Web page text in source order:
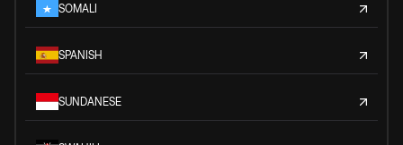
SOMALI
SPANISH
SUNDANESE